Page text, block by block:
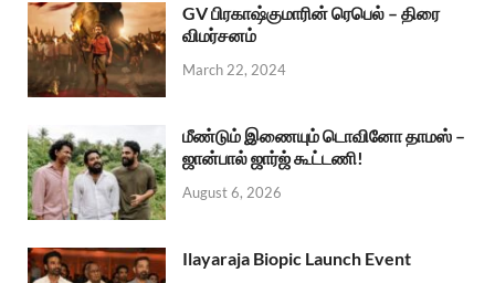
GV பிரகாஷ்குமாரின் ரெபெல் – திரை
விமர்சனம்
March 22, 2024
மீண்டும் இணையும் டொவினோ தாமஸ் –
ஜான்பால் ஜார்ஜ் கூட்டணி!
August 6, 2026
Ilayaraja Biopic Launch Event